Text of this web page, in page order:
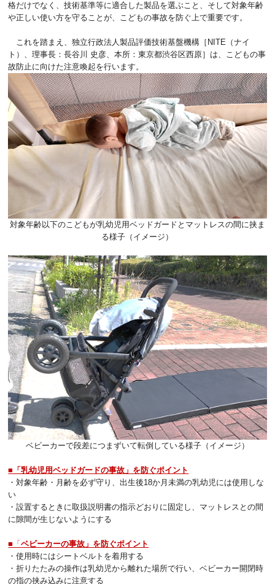
格だけでなく、技術基準等に適合した製品を選ぶこと、そして対象年齢
や正しい使い方を守ることが、こどもの事故を防ぐ上で重要です。
これを踏まえ、独立行政法人製品評価技術基盤機構［NITE（ナイ
ト）、理事長：長谷川 史彦、本所：東京都渋谷区西原］は、こどもの事
故防止に向けた注意喚起を行います。
対象年齢以下のこどもが乳幼児用ベッドガードとマットレスの間に挟ま
る様子（イメージ）
ベビーカーで段差につまずいて転倒している様子（イメージ）
■「乳幼児用ベッドガードの事故」を防ぐポイント
・対象年齢・月齢を必ず守り、出生後18か月未満の乳幼児には使用しな
い
・設置するときに取扱説明書の指示どおりに固定し、マットレスとの間
に隙間が生じないようにする
■「ベビーカーの事故」を防ぐポイント
・使用時にはシートベルトを着用する
・折りたたみの操作は乳幼児から離れた場所で行い、ベビーカー開閉時
の指の挟み込みに注意する